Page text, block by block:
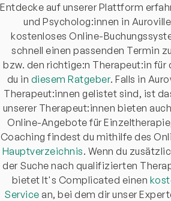
Entdecke auf unserer Plattform
und Psycholog:innen in
kostenloses Online-
schnell einen passenden Termin
bzw. den richtige:n Therapeut:in
du in diesem Ratgeber. Falls in
Therapeut:innen gelistet sind, ist
unserer Therapeut:innen bieten
Online-Angebote für
Coaching findest du mithilfe des
Hauptverzeichnis. Wenn du
der Suche nach qualifizierten
bietet It's Complicated einen
Service an, bei dem dir unser